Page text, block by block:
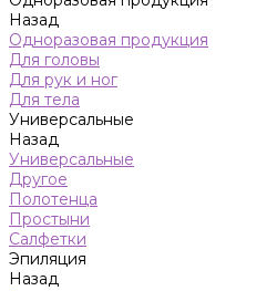
Назад
Одноразовая продукция
Для головы
Для рук и ног
Для тела
Универсальные
Назад
Универсальные
Другое
Полотенца
Простыни
Салфетки
Эпиляция
Назад